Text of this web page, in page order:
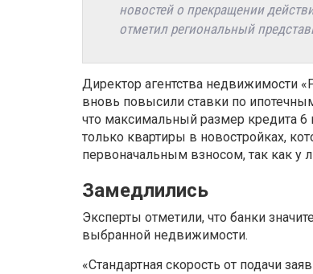
новостей о прекращении
отметил региональный
Директор агентства недвижимости
вновь повысили ставки по
что максимальный размер кредита 6
только квартиры в новостройках,
первоначальным взносом, так как у
Замедлились
Эксперты отметили, что банки
выбранной недвижимости.
«Стандартная скорость от подачи